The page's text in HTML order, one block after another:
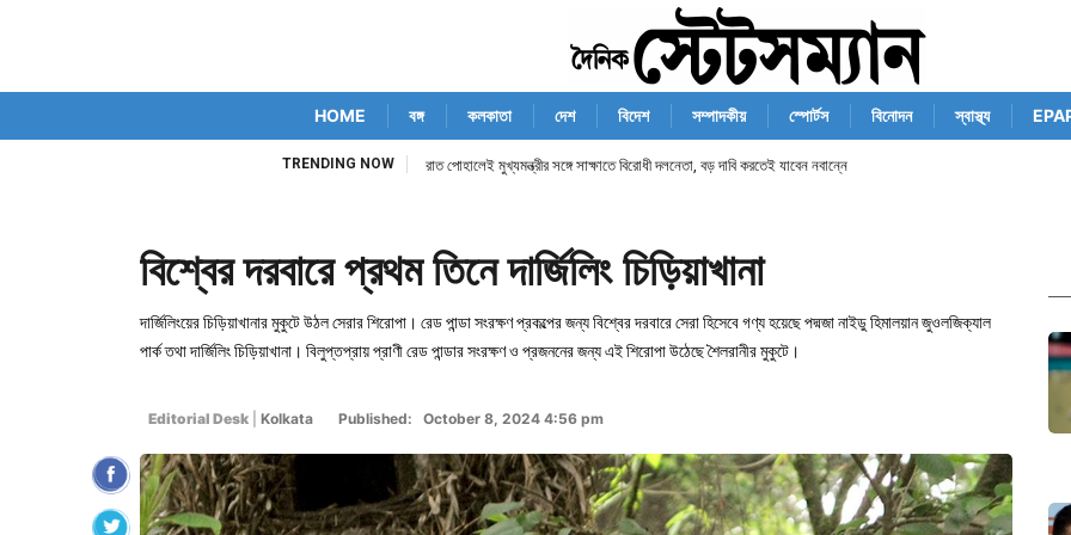
HOME বঙ্গ কলকাতা দেশ বিদেশ সম্পাদকীয় স্পোর্টস বিনোদন স্বাস্থ্য
TRENDING NOW রাত পোহালেই মুখ্যমন্ত্রীর সঙ্গে সাক্ষাতে বিরোধী দলনেতা, বড় দাবি করতেই যাবেন নবান্নে
বিশ্বের দরবারে প্রথম তিনে দার্জিলিং চিড়িয়াখানা
দার্জিলিংয়ের চিড়িয়াখানার মুকুটে উঠল সেরার শিরোপা। রেড পান্ডা সংরক্ষণ প্রকল্পের জন্য বিশ্বের দরবারে সেরা হিসেবে গণ্য হয়েছে পদ্মজা নাইডু হিমালয়ান জুওলজিক্যাল
পার্ক তথা দার্জিলিং চিড়িয়াখানা। বিলুপ্তপ্রায় প্রাণী রেড পান্ডার সংরক্ষণ ও প্রজননের জন্য এই শিরোপা উঠেছে শৈলরানীর মুকুটে।
Editorial Desk Kolkata Published: October 8, 2024 4:56 pm